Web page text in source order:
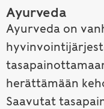
Ayurveda
Ayurveda on
herättämään
Saavutat